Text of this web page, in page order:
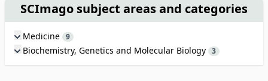
SCImago subject areas and categories
Medicine 9
Biochemistry, Genetics and Molecular Biology 3